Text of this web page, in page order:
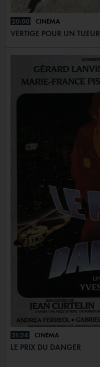
20:00 CINÉMA
VERTIGE POUR UN TUEUR
21:24 CINÉMA
LE PRIX DU DANGER